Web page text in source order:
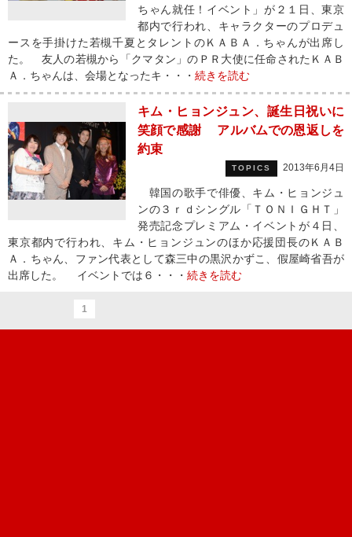
ちゃん就任！イベント」が２１日、東京
都内で行われ、キャラクターのプロデュ
ースを手掛けた若槻千夏とタレントのＫＡＢＡ．ちゃんが出席し
た。 友人の若槻から「クマタン」のＰＲ大使に任命されたＫＡＢ
Ａ．ちゃんは、会場となったキ・・・ 続きを読む
キム・ヒョンジュン、誕生日祝いに
笑顔で感謝 アルバムでの恩返しを
約束
TOPICS 2013年6月4日
韓国の歌手で俳優、キム・ヒョンジュ
ンの３ｒｄシングル「ＴＯＮＩＧＨＴ」
発売記念プレミアム・イベントが４日、
東京都内で行われ、キム・ヒョンジュンのほか応援団長のＫＡＢ
Ａ．ちゃん、ファン代表として森三中の黒沢かずこ、假屋崎省吾が
出席した。 イベントでは６・・・ 続きを読む
1